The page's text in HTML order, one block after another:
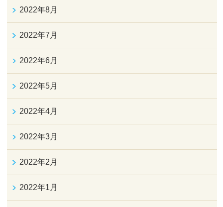
2022年8月
2022年7月
2022年6月
2022年5月
2022年4月
2022年3月
2022年2月
2022年1月